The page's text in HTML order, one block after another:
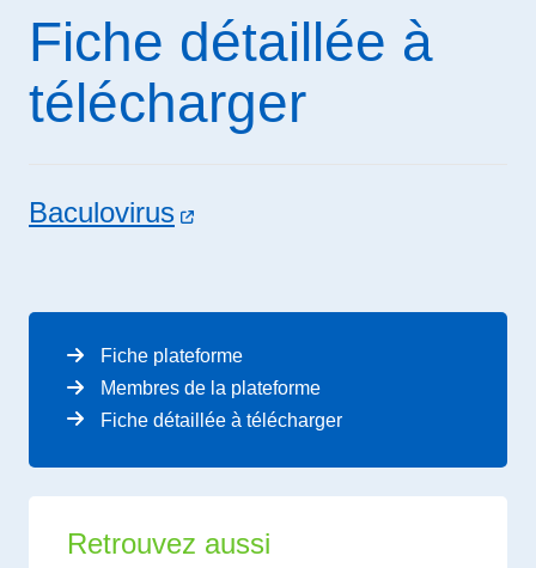
Fiche détaillée à
télécharger
Baculovirus
Fiche plateforme
Membres de la plateforme
Fiche détaillée à télécharger
Retrouvez aussi